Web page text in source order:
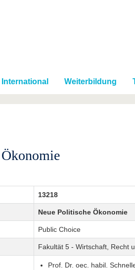
International Weiterbildung
13218
Neue Politische Ökonomie
Public Choice
Fakultät 5 - Wirtschaft, Recht
Prof. Dr. oec. habil.